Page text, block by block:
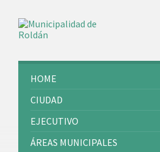
content
sidebar
right
sidebar
footer
HOME
CIUDAD
EJECUTIVO
ÁREAS MUNICIPALES